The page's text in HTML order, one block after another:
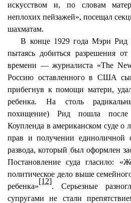
искусством и, по словам
неплохих пейзажей», посещал
шахматам.
В конце 1929 года Мэри
пытаясь добиться разрешения
времени — журналиста «The
Россию оставленного в США
прибегнув к помощи матери,
ребенка. На столь
похищение) Рид пошла после
Коупленда в американском суде о
прав и получении единоличной
развода, который был оформлен
Постановление суда гласило:
политическое дело выше
ребенка»
[12]
. Серьезные
супругами не стали